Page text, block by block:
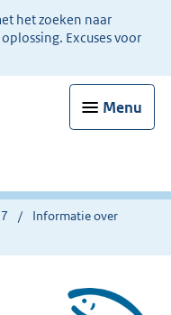
het zoeken naar
Excuses voor
Menu
Informatie over